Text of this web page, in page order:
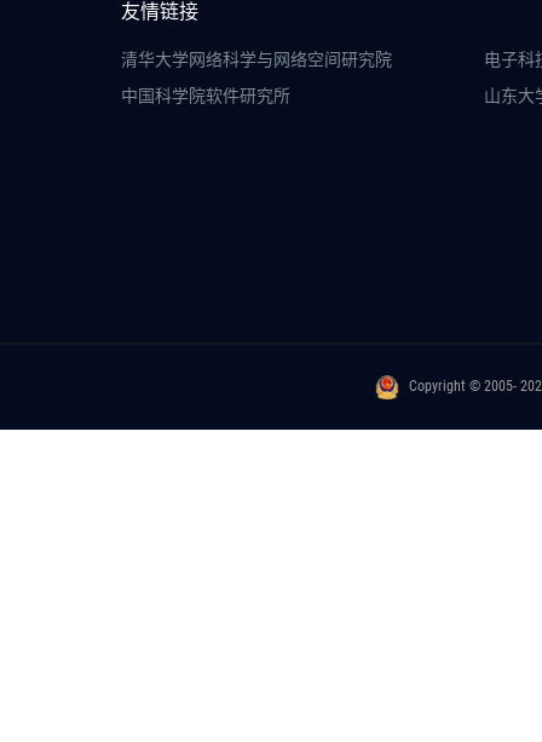
友情链接
清华大学网络科学与网络空间研究院
电子科
中国科学院软件研究所
山东大
Copyright © 2005-